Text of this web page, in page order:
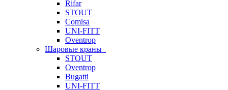
Rifar
STOUT
Comisa
UNI-FITT
Oventrop
Шаровые краны
STOUT
Oventrop
Bugatti
UNI-FITT